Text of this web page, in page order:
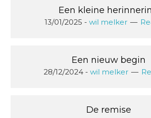
Een kleine
13/01/2025 - wil melker
Een nieuw begin
28/12/2024 - wil melker
De remise